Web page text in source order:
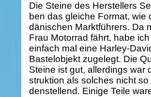
Die Steine des Herstellers
ben das gleiche Format, wie
dänischen Marktführers. Da
Frau Motorrad fährt, habe
einfach mal eine Harley-
Bastelobjekt zugelegt. Die
Steine ist gut, allerdings war
struktion als solches nicht so
denstellend. Einige Teile